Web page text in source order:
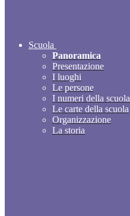
Scuola
Panoramica
Presentazione
I luoghi
Le persone
I numeri della scuola
Le carte della scuola
Organizzazione
La storia